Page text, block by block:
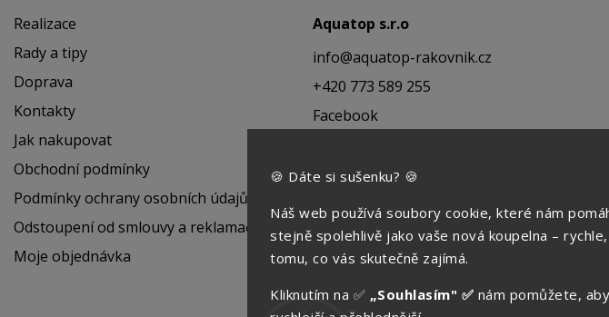
🍪 Dáte si sušenku? 🍪
Náš web používá soubory cookie, které nám
stejně spolehlivě jako vaše nová koupelna –
tomu, co vás skutečně zajímá.
Kliknutím na ✅ „Souhlasím" ✅ nám pomůžete,
Realizace
Rady a tipy
Doprava
Kontakty
Jak nakupovat
Obchodní podmínky
Podmínky ochrany osobních údajů
Odstoupení od smlouvy a reklamační řád
Moje objednávka
Aquatop s.r.o
info@aquatop-rakovnik.cz
+420 773 589 255
Facebook